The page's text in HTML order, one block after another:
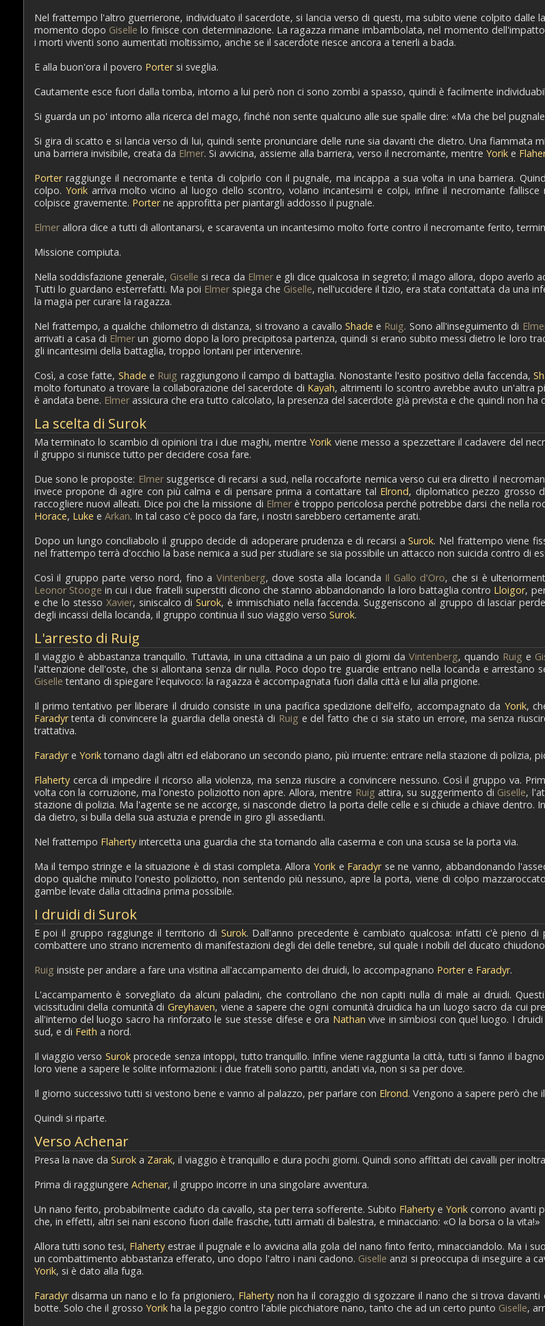
Nel frattempo l'altro guerrierone, individuato il sacerdote, si lancia verso di questi, ma subito viene colpito dalle
momento dopo Giselle lo finisce con determinazione. La ragazza rimane imbambolata, nel momento
i morti viventi sono aumentati moltissimo, anche se il sacerdote riesce ancora a tenerli a bada.
E alla buon'ora il povero Portersi sveglia.
Cautamente esce fuori dalla tomba, intorno a lui però non ci sono zombi a spasso, quindi è facilmente
Si guarda un po' intorno alla ricerca del mago, finché non sente qualcuno alle sue spalle dire: «Ma che bel
Si gira di scatto e si lancia verso di lui, quindi sente pronunciare delle rune sia davanti che dietro. Una
una barriera invisibile, creata da Elmer. Si avvicina, assieme alla barriera, verso il necromante, mentre Yorike
Porterraggiunge il necromante e tenta di colpirlo con il pugnale, ma incappa a sua volta in una barriera.
colpo. Yorikarriva molto vicino al luogo dello scontro, volano incantesimi e colpi, infine il necromante fallisce
colpisce gravemente. Porterne approfitta per piantargli addosso il pugnale.
Elmerallora dice a tutti di allontanarsi, e scaraventa un incantesimo molto forte contro il necromante ferito,
Missione compiuta.
Nella soddisfazione generale, Giselle si reca da Elmere gli dice qualcosa in segreto; il mago allora, dopo averlo
Tutti lo guardano esterrefatti. Ma poi Elmerspiega che Giselle, nell'uccidere il tizio, era stata contattata da una
la magia per curare la ragazza.
Nel frattempo, a qualche chilometro di distanza, si trovano a cavallo Shade e Ruig. Sono all'inseguimento di
arrivati a casa di Elmer un giorno dopo la loro precipitosa partenza, quindi si erano subito messi dietro le loro
gli incantesimi della battaglia, troppo lontani per intervenire.
Così, a cose fatte, Shade e Ruig raggiungono il campo di battaglia. Nonostante l'esito positivo della faccenda,
molto fortunato a trovare la collaborazione del sacerdote di Kayah, altrimenti lo scontro avrebbe avuto un'altra
è andata bene. Elmerassicura che era tutto calcolato, la presenza del sacerdote già prevista e che quindi non ha
La scelta di Surok
Ma terminato lo scambio di opinioni tra i due maghi, mentreYorik viene messo a spezzettare il cadavere del
il gruppo si riunisce tutto per decidere cosa fare.
Due sono le proposte: Elmersuggerisce di recarsi a sud, nella roccaforte nemica verso cui era diretto il
invece propone di agire con più calma e di pensare prima a contattare tal Elrond, diplomatico pezzo grosso
raccogliere nuovi alleati. Dice poi che la missione di Elmerè troppo pericolosa perché potrebbe darsi che nella
Horace, Luke e Arkan. In tal caso c'è poco da fare, i nostri sarebbero certamente arati.
Dopo un lungo conciliabolo il gruppo decide di adoperare prudenza e di recarsi aSurok. Nel frattempo viene
nel frattempo terrà d'occhio la base nemica a sud per studiare se sia possibile un attacco non suicida contro di
Così il gruppo parte verso nord, fino a Vintenberg, dove sosta alla locanda Il Gallo d'Oro, che si è
Leonor Stooge in cui i due fratelli superstiti dicono che stanno abbandonando la loro battaglia contro Lloigor,
e che lo stesso Xavier, siniscalco diSurok, è immischiato nella faccenda. Suggeriscono al gruppo di lasciar
degli incassi della locanda, il gruppo continua il suo viaggio verso Surok.
L'arresto di Ruig
Il viaggio è abbastanza tranquillo. Tuttavia, in una cittadina a un paio di giorni da Vintenberg, quando Ruig e
l'attenzione dell'oste, che si allontana senza dir nulla. Poco dopo tre guardie entrano nella locanda e arrestano
Giselle tentano di spiegare l'equivoco: la ragazza è accompagnata fuori dalla città e lui alla prigione.
Il primo tentativo per liberare il druido consiste in una pacifica spedizione dell'elfo, accompagnato da Yorik,
Faradyrtenta di convincere la guardia della onestà di Ruig e del fatto che ci sia stato un errore, ma senza
trattativa.
Faradyre Yoriktornano dagli altri ed elaborano un secondo piano, più irruente: entrare nella stazione di polizia,
Flahertycerca di impedire il ricorso alla violenza, ma senza riuscire a convincere nessuno. Così il gruppo va.
volta con la corruzione, ma l'onesto poliziotto non apre. Allora, mentre Ruig attira, su suggerimento di Giselle,
stazione di polizia. Ma l'agente se ne accorge, si nasconde dietro la porta delle celle e si chiude a chiave dentro.
da dietro, si bulla della sua astuzia e prende in giro gli assedianti.
Nel frattempo Flahertyintercetta una guardia che sta tornando alla caserma e con una scusa se la porta via.
Ma il tempo stringe e la situazione è di stasi completa. Allora Yorike Faradyrse ne vanno, abbandonando
dopo qualche minuto l'onesto poliziotto, non sentendo più nessuno, apre la porta, viene di colpo
gambe levate dalla cittadina prima possibile.
I druidi di Surok
E poi il gruppo raggiunge il territorio di Surok. Dall'anno precedente è cambiato qualcosa: infatti c'è pieno di
combattere uno strano incremento di manifestazioni degli dei delle tenebre, sul quale i nobili del ducato
Ruig insiste per andare a fare una visitina all'accampamento dei druidi, lo accompagnano Portere Faradyr.
L'accampamento è sorvegliato da alcuni paladini, che controllano che non capiti nulla di male ai druidi.
vicissitudini della comunità di Greyhaven, viene a sapere che ogni comunità druidica ha un luogo sacro da cui
all'interno del luogo sacro ha rinforzato le sue stesse difese e ora Nathan vive in simbiosi con quel luogo. I
sud, e di Feith a nord.
Il viaggio verso Surokprocede senza intoppi, tutto tranquillo. Infine viene raggiunta la città, tutti si fanno il
loro viene a sapere le solite informazioni: i due fratelli sono partiti, andati via, non si sa per dove.
Il giorno successivo tutti si vestono bene e vanno al palazzo, per parlare con Elrond. Vengono a sapere però che
Quindi si riparte.
Verso Achenar
Presa la nave da Suroka Zarak, il viaggio è tranquillo e dura pochi giorni. Quindi sono affittati dei cavalli per
Prima di raggiungere Achenar, il gruppo incorre in una singolare avventura.
Un nano ferito, probabilmente caduto da cavallo, sta per terra sofferente. Subito Flaherty eYorik corrono avanti
che, in effetti, altri sei nani escono fuori dalle frasche, tutti armati di balestra, e minacciano: «O la borsa o la vita!»
Allora tutti sono tesi, Flaherty estrae il pugnale e lo avvicina alla gola del nano finto ferito, minacciandolo. Ma i
un combattimento abbastanza efferato, uno dopo l'altro i nani cadono. Giselle anzi si preoccupa di inseguire a
Yorik, si è dato alla fuga.
Faradyrdisarma un nano e lo fa prigioniero, Flahertynon ha il coraggio di sgozzare il nano che si trova
botte. Solo che il grosso Yorikha la peggio contro l'abile picchiatore nano, tanto che ad un certo punto Giselle,